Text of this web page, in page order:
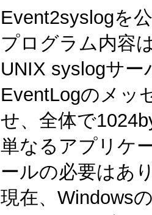
Event2syslogを
プログラム内容
UNIX syslogサ
EventLogのメッ
せ、全体で
単なるアプリケ
ールの必要はあ
現在、Windows